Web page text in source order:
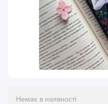
Немає в наявності